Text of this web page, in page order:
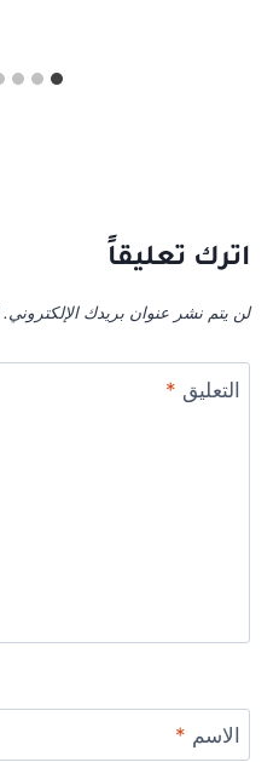
اترك تعليقاً
لن يتم نشر عنوان بريدك الإلكتروني.
التعليق *
الاسم *